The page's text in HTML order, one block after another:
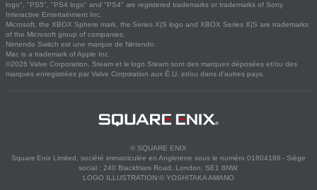
logo", "PS5", "PS4 logo" and "PS4" are registered trademarks or trademarks of Sony
Interactive Entertainment Inc.
Microsoft, the XBOX Sphere mark, the Series X|S logo and XBOX Series X|S are trademarks
of the Microsoft group of companies.
Nintendo Switch est une marque de Nintendo.
Mac is a trademark of Apple Inc.
©2026 Valve Corporation. Steam et le logo Steam sont des marques déposées et/ou des
marques enregistrées par Valve Corporation aux É.U. et/ou dans d'autres pays.
© SQUARE ENIX
Square Enix Limited, société immatriculée en Angleterre sous le numéro 01804186 - Siège
social : 240 Blackfriars Road, London, SE1 8NW.
LOGO ILLUSTRATION:© YOSHITAKA AMANO